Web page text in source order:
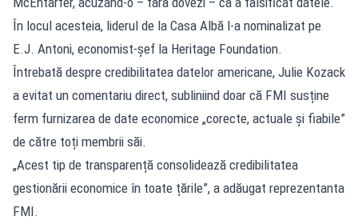
În locul acesteia, liderul de la Casa Albă l-a nominalizat pe
E.J. Antoni, economist-șef la Heritage Foundation.
Întrebată despre credibilitatea datelor americane, Julie Kozack
a evitat un comentariu direct, subliniind doar că FMI susține
ferm furnizarea de date economice „corecte, actuale și fiabile”
de către toți membrii săi.
„Acest tip de transparență consolidează credibilitatea
gestionării economice în toate țările”, a adăugat reprezentanta
FMI.